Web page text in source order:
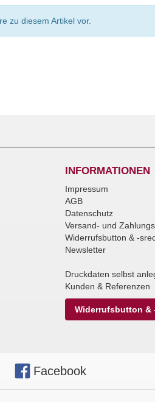
zu diesem Artikel vor.
INFORMATIONEN
Impressum
AGB
Datenschutz
Versand- und
Widerrufsbutton & -
Newsletter
Druckdaten selbst
Kunden & Referenzen
Widerrufsbutton &
Facebook